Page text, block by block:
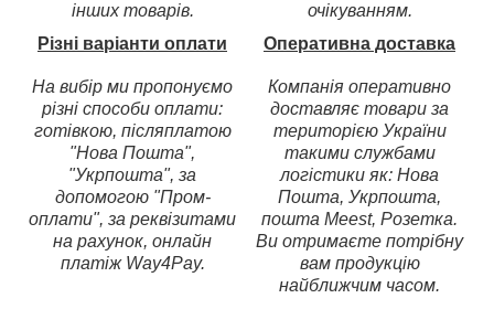
інших товарів.
очікуванням.
Різні варіанти оплати
На вибір ми пропонуємо
різні способи оплати:
готівкою, післяплатою
"Нова Пошта",
"Укрпошта", за
допомогою "Пром-
оплати", за реквізитами
на рахунок, онлайн
платіж Way4Pay.
Оперативна доставка
Компанія оперативно
доставляє товари за
територією України
такими службами
логістики як: Нова
Пошта, Укрпошта,
пошта Meest, Розетка.
Ви отримаєте потрібну
вам продукцію
найближчим часом.